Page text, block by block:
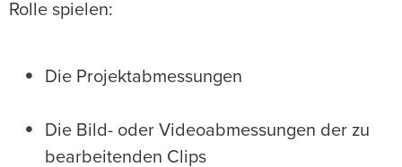
Rolle spielen:
Die Projektabmessungen
Die Bild- oder Videoabmessungen der zu
bearbeitenden Clips